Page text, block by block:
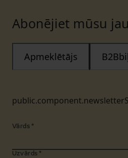
Abonējiet mūsu
Apmeklētājs
Vārds *
Uzvārds *